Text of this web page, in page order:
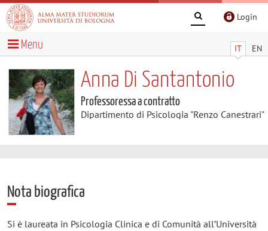
Login
IT EN
Menu
Anna Di Santantonio
Professoressa a contratto
Dipartimento di Psicologia "Renzo Canestrari"
Nota biografica
Si è laureata in Psicologia Clinica e di Comunità all’Università